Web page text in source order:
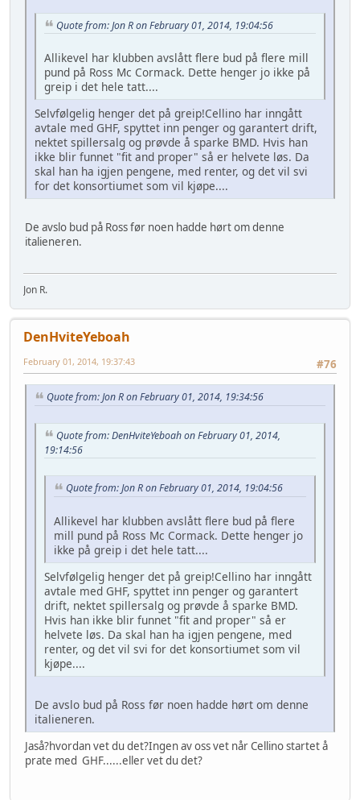
Quote from: Jon R on February 01, 2014, 19:04:56
Allikevel har klubben avslått flere bud på flere mill
pund på Ross Mc Cormack. Dette henger jo ikke på
greip i det hele tatt....
Selvfølgelig henger det på greip!Cellino har inngått
avtale med GHF, spyttet inn penger og garantert drift,
nektet spillersalg og prøvde å sparke BMD. Hvis han
ikke blir funnet "fit and proper" så er helvete løs. Da
skal han ha igjen pengene, med renter, og det vil svi
for det konsortiumet som vil kjøpe....
De avslo bud på Ross før noen hadde hørt om denne
italieneren.
Jon R.
DenHviteYeboah
#76
February 01, 2014, 19:37:43
Quote from: Jon R on February 01, 2014, 19:34:56
Quote from: DenHviteYeboah on February 01, 2014,
19:14:56
Quote from: Jon R on February 01, 2014, 19:04:56
Allikevel har klubben avslått flere bud på flere
mill pund på Ross Mc Cormack. Dette henger jo
ikke på greip i det hele tatt....
Selvfølgelig henger det på greip!Cellino har inngått
avtale med GHF, spyttet inn penger og garantert
drift, nektet spillersalg og prøvde å sparke BMD.
Hvis han ikke blir funnet "fit and proper" så er
helvete løs. Da skal han ha igjen pengene, med
renter, og det vil svi for det konsortiumet som vil
kjøpe....
De avslo bud på Ross før noen hadde hørt om denne
italieneren.
Jaså?hvordan vet du det?Ingen av oss vet når Cellino startet å
prate med GHF......eller vet du det?